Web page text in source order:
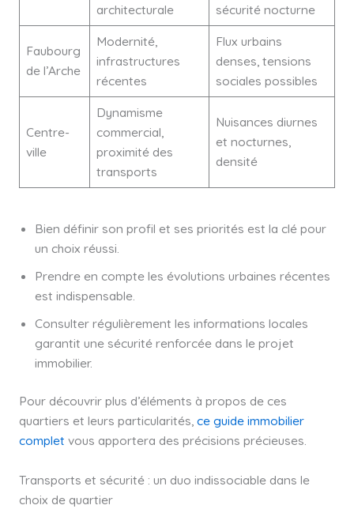
architecturale
sécurité nocturne
Faubourg
de l’Arche
Modernité,
infrastructures
récentes
Flux urbains
denses, tensions
sociales possibles
Centre-
ville
Dynamisme
commercial,
proximité des
transports
Nuisances diurnes
et nocturnes,
densité
Bien définir son profil et ses priorités est la clé pour
un choix réussi.
Prendre en compte les évolutions urbaines récentes
est indispensable.
Consulter régulièrement les informations locales
garantit une sécurité renforcée dans le projet
immobilier.
Pour découvrir plus d’éléments à propos de ces
quartiers et leurs particularités, ce guide immobilier
complet vous apportera des précisions précieuses.
Transports et sécurité : un duo indissociable dans le
choix de quartier